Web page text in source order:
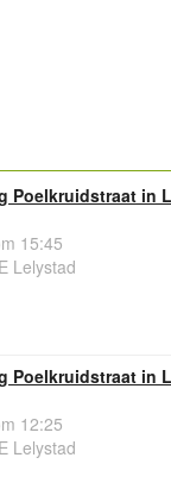
Poelkruidstraat in
15:45
Lelystad
Poelkruidstraat in
12:25
Lelystad